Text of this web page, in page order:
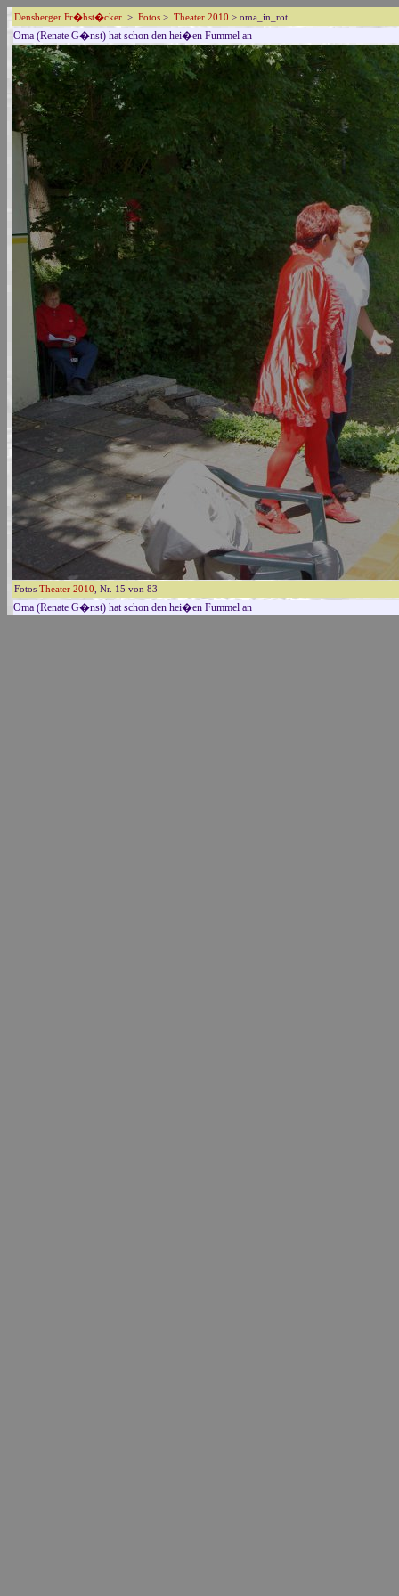
Densberger Fr�hst�cker > Fotos > Theater 2010 > oma_in_rot
Oma (Renate G�nst) hat schon den hei�en Fummel an
Fotos Theater 2010 , Nr. 15 von 83
Oma (Renate G�nst) hat schon den hei�en Fummel an